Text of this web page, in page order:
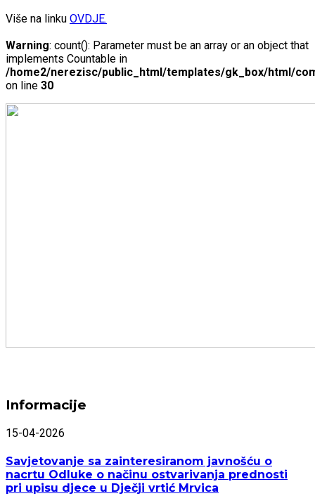
Više na linku OVDJE.
Warning: count(): Parameter must be an array or an object that
implements Countable in
/home2/nerezisc/public_html/templates/gk_box/html/
on line 30
Informacije
15-04-2026
Savjetovanje sa zainteresiranom javnošću o
nacrtu Odluke o načinu ostvarivanja prednosti
pri upisu djece u Dječji vrtić Mrvica